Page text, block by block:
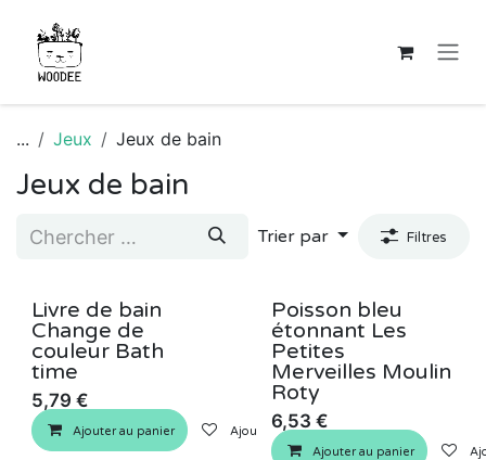
... Jeux Jeux de bain
Jeux de bain
Trier par Filtres
Livre de bain
Change de
couleur Bath
time
5,79 €
Ajouter au panier Ajouter à la liste de souhaits
Poisson bleu
étonnant Les
Petites
Merveilles Moulin
Roty
6,53 €
Ajouter au panier